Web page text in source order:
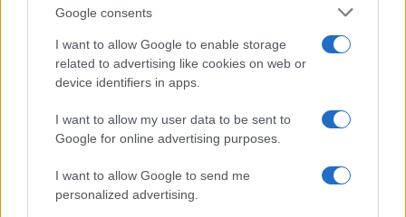
Google consents
I want to allow Google to enable storage
related to advertising like cookies on web or
device identifiers in apps.
I want to allow my user data to be sent to
Google for online advertising purposes.
I want to allow Google to send me
personalized advertising.